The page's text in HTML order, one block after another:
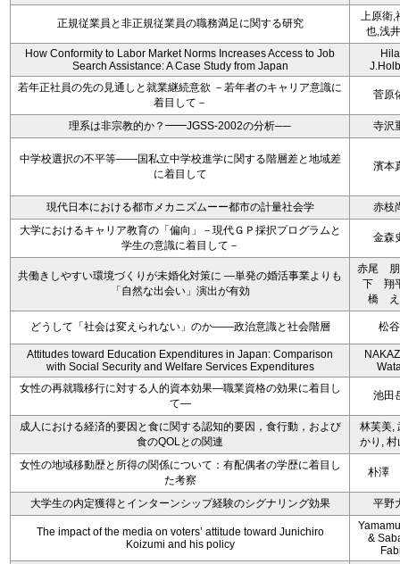
正規従業員と非正規従業員の職務満足に関する研究
上原衛,
也,浅
How Conformity to Labor Market Norms Increases Access to Job
Search Assistance: A Case Study from Japan
若年正社員の先の見通しと就業継続意欲 －若年者のキャリア意識に
着目して－
菅原
理系は非宗教的か？━━JGSS-2002の分析── 寺沢
中学校選択の不平等――国私立中学校進学に関する階層差と地域差
に着目して
濱本
現代日本における都市メカニズムーー都市の計量社会学
赤枝
大学におけるキャリア教育の「偏向」－現代ＧＰ採択プログラムと
学生の意識に着目して－
金森
共働きしやすい環境づくりが未婚化対策に ―単発の婚活事業よりも
「自然な出会い」演出が有効
赤尾 朋
下 翔
橋 え
どうして「社会は変えられない」のか――政治意識と社会階層 松
Attitudes toward Education Expenditures in Japan: Comparison
with Social Security and Welfare Services Expenditures
女性の再就職移行に対する人的資本効果―職業資格の効果に着目し
て―
池田
成人における経済的要因と食に関する認知的要因，食行動，および
食のQOLとの関連
林芙美,
かり, 村
女性の地域移動歴と所得の関係について：有配偶者の学歴に着目し
た考察
朴澤
大学生の内定獲得とインターンシップ経験のシグナリング効果 平野
The impact of the media on voters’ attitude toward Junichiro
Koizumi and his policy
&